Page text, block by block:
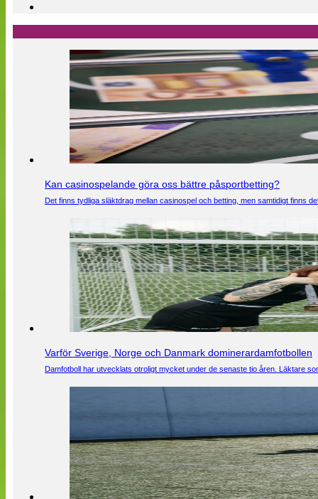
Kan casinospelande göra oss bättre påsportbetting?
Det finns tydliga släktdrag mellan casinospel och betting, men samtidigt finns
Varför Sverige, Norge och Danmark dominerardamfotbollen
Damfotboll har utvecklats otroligt mycket under de senaste tio åren. Läktare